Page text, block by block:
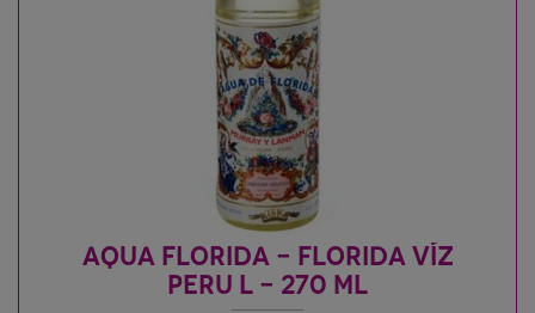
AQUA FLORIDA - FLORIDA VÍZ
PERU L - 270 ML